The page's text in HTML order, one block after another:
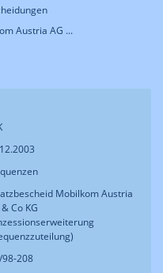
Austria AG ...
Mobilkom Austria
Co KG
98-208